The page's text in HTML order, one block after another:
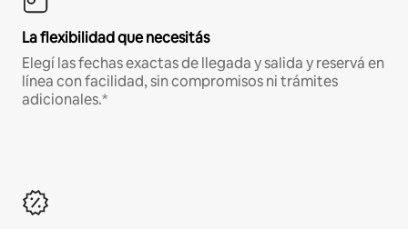
La flexibilidad que necesitás
Elegí las fechas exactas de llegada y salida y reservá en
línea con facilidad, sin compromisos ni trámites
adicionales.*